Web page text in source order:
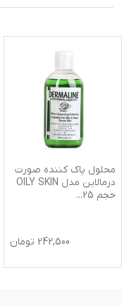
محلول پاک کننده صورت
درمالاین مدل OILY SKIN
حجم 25
...
242,500 تومان